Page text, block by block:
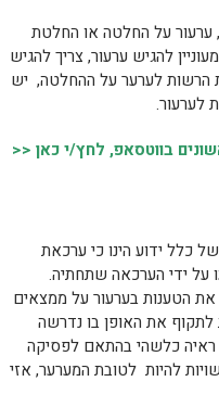
ערעור על החלטה או החלטת
להגיש ערעור, צריך להגיש
המחוזי העניק את הרשות לערער על ההחלטה, יש
בווטסאפ, לחץ/י כאן <<
כלל ידוע הינו כי ערכאת
על ידי הערכאה שתחתיה.
הטענות בערעור על ממצאים
לתקוף את האופן בו נדרשה
כלשהי בהתאם לפסיקה
להיות לטובת המערער, אזי